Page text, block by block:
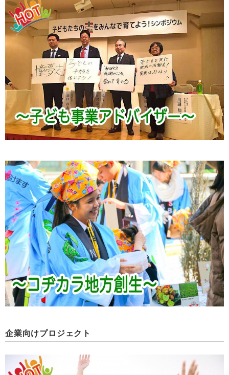
企業向けプロジェクト